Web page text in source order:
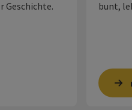
Geschichte.
bunt,